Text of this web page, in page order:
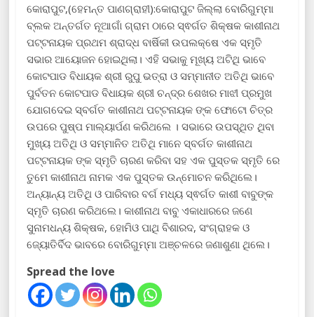
କୋରାପୁଟ,(ହେମନ୍ତ ପାଣଗ୍ରାହୀ):କୋରାପୁଟ ଜିଲ୍ଲା ବୋରିଗୁମ୍ମା
ବ୍ଲକ ଅନ୍ତର୍ଗତ ନୂଆଗାଁ ଗ୍ରାମ ଠାରେ ସ୍ଵର୍ଗତ ଶିକ୍ଷକ କାଶୀନାଥ
ପଟ୍ଟନାୟକ ପ୍ରଥମ ଶ୍ରାଦ୍ଧ ବାର୍ଷିକୀ ଉପଲକ୍ଷେ ଏକ ସ୍ମୃତି
ସଭାର ଆୟୋଜନ ହୋଇଥିଲା। ଏହି ସଭାକୁ ମୂଖ୍ୟ ଅଟିଥି ଭାବେ
କୋଟପାଡ ବିଧାୟକ ଶ୍ରୀ ରୁପୁ ଭତ୍ରା ଓ ସମ୍ମାନୀତ ଅତିଥି ଭାବେ
ପୁର୍ବତନ କୋଟପାଡ ବିଧାୟକ ଶ୍ରୀ ଚନ୍ଦ୍ର ଶେଖର ମାଝୀ ପ୍ରମୁଖ
ଯୋଗଦେଇ ସ୍ବର୍ଗତ କାଶୀନାଥ ପଟ୍ଟନାୟକ ଙ୍କ ଫୋଟୋ ଚିତ୍ର
ଉପରେ ପୁଷ୍ପ ମାଲ୍ୟାର୍ପଣ କରିଥଲେ । ସଭାରେ ଉପସ୍ଥିତ ଥିବା
ମୁଖ୍ୟ ଅତିଥି ଓ ସମ୍ମାନିତ ଅତିଥି ମାନେ ସ୍ବର୍ଗତ କାଶୀନାଥ
ପଟ୍ଟନାୟକ ଙ୍କ ସ୍ମୃତି ଚାରଣ କରିବା ସହ ଏକ ପୁସ୍ତକ ସ୍ମୃତି ରେ
ତୁମେ କାଶୀନାଥ ନାମକ ଏକ ପୁସ୍ତକ ଉନ୍ମୋଚନ କରିଥିଲେ।
ଅନ୍ୟାନ୍ୟ ଅତିଥି ଓ ପାରିବାର ବର୍ଗ ମଧ୍ୟ ସ୍ଵର୍ଗତ କାଶୀ ବାବୁଙ୍କ
ସ୍ମୃତି ଚାରଣ କରିଥଲେ। କାଶୀନାଥ ବାବୁ ଏକାଧାରରେ ଜଣେ
ସୁନାମଧନ୍ୟ ଶିକ୍ଷକ, ହୋମିଓ ପାଥି ବିଶାରଦ, ସଂଗ୍ରାହକ ଓ
ଜ୍ୟୋତିର୍ବିଦ ଭାବରେ ବୋରିଗୁମ୍ମା ଅଞ୍ଚଳରେ ଜଣାଶୁଣା ଥିଲେ।
Spread the love